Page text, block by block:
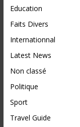
Education
Faits Divers
Internationnal
Latest News
Non classé
Politique
Sport
Travel Guide